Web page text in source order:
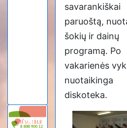
savarankiškai
paruoštą,
šokių ir dainų
programą. Po
vakarienės
nuotaikinga
diskoteka.